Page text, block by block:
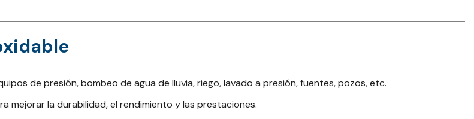
de presión, bombeo de agua de lluvia, riego, lavado a presión, fuentes, pozos, etc.
la durabilidad, el rendimiento y las prestaciones.